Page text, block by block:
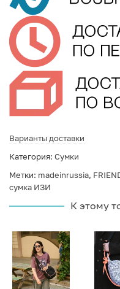
Варианты доставки
Категория: Сумки
Метки: madeinrussia,
сумка ИЗИ
К этому